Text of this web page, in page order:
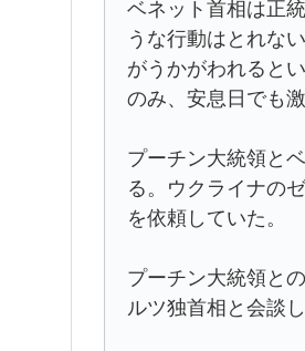
ベネット首相は正
うな行動はとれな
がうかがわれると
のみ、安息日でも
プーチン大統領と
る。ウクライナの
を依頼していた。
プーチン大統領と
ルツ独首相と会談し